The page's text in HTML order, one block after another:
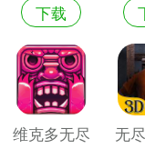
2ios版
下载
限
维克多无尽
无